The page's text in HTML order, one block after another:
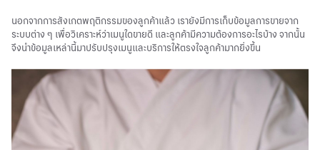
นอกจากการสังเกตพฤติกรรมของลูกค้าแล้ว เรายังมีการเก็บข้อมูลการขายจาก
ระบบต่าง ๆ เพื่อวิเคราะห์ว่าเมนูใดขายดี และลูกค้ามีความต้องการอะไรบ้าง จากนั้น
จึงนำข้อมูลเหล่านี้มาปรับปรุงเมนูและบริการให้ตรงใจลูกค้ามากยิ่งขึ้น